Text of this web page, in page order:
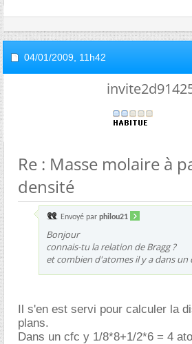
04/01/2009, 11h42
Re : Masse molaire à
densité
Envoyé par philou21
Bonjour
connais-tu la relation de Bragg ?
et combien d'atomes il y a dans un
Il s'en est servi pour calculer la
plans.
Dans un cfc y 1/8*8+1/2*6 = 4